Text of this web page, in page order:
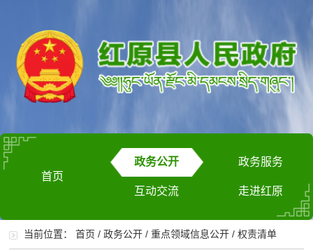
首页
政务公开 政务服务
互动交流 走进红原
当前位置：首页 /政务公开 /重点领域信息公开 /权责清单